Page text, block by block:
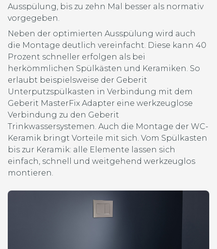
Ausspülung, bis zu zehn Mal besser als normativ
vorgegeben.
Neben der optimierten Ausspülung wird auch
die Montage deutlich vereinfacht. Diese kann 40
Prozent schneller erfolgen als bei
herkömmlichen Spülkästen und Keramiken. So
erlaubt beispielsweise der Geberit
Unterputzspülkasten in Verbindung mit dem
Geberit MasterFix Adapter eine werkzeuglose
Verbindung zu den Geberit
Trinkwassersystemen. Auch die Montage der WC-
Keramik bringt Vorteile mit sich. Vom Spülkasten
bis zur Keramik: alle Elemente lassen sich
einfach, schnell und weitgehend werkzeuglos
montieren.